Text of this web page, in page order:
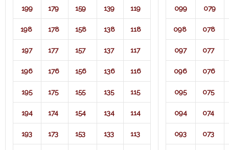
199 179 159 139 119
198 178 158 138 118
197 177 157 137 117
196 176 156 136 116
195 175 155 135 115
194 174 154 134 114
193 173 153 133 113
099 079
098 078
097 077
096 076
095 075
094 074
093 073